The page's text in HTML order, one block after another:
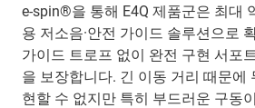
e-spin®을 통해 E4Q 제품군은 최대
용 저소음·안전 가이드 솔루션으로
가이드 트로프 없이 완전 구현 서포
을 보장합니다. 긴 이동 거리 때문에
현할 수 없지만 특히 부드러운 구동